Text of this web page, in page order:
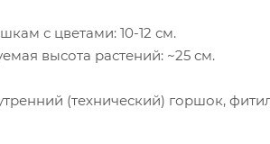
с цветами: 10-12 см.
высота растений: ~25 см.
(технический) горшок,